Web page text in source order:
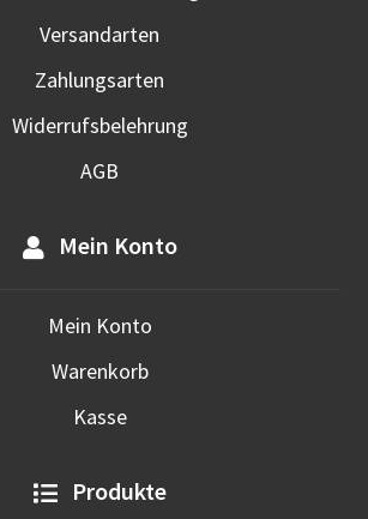
Versandarten
Zahlungsarten
Widerrufsbelehrung
AGB
Mein Konto
Mein Konto
Warenkorb
Kasse
Produkte